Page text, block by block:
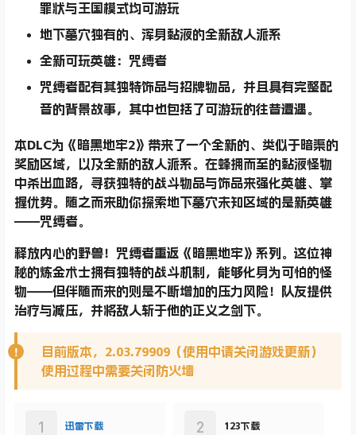
罪状与王国模式均可游玩
地下墓穴独有的、浑身黏液的全新敌人派系
全新可玩英雄：咒缚者
咒缚者配有其独特饰品与招牌物品，并且具有完整配
音的背景故事，其中也包括了可游玩的往昔遭遇。
本DLC为《暗黑地牢2》带来了一个全新的、类似于暗渠的
奖励区域，以及全新的敌人派系。在蜂拥而至的黏液怪物
中杀出血路，寻获独特的战斗物品与饰品来强化英雄、掌
握优势。随之而来助你探索地下墓穴未知区域的是新英雄
——咒缚者。
释放内心的野兽！咒缚者重返《暗黑地牢》系列。这位神
秘的炼金术士拥有独特的战斗机制，能够化身为可怕的怪
物——但伴随而来的则是不断增加的压力风险！队友提供
治疗与减压，并将敌人斩于他的正义之剑下。
目前版本，2.03.79909（使用中请关闭游戏更新）
使用过程中需要关闭防火墙
迅雷下载
1 123下载
2